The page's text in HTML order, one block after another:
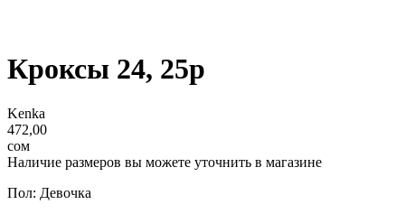
Кроксы 24, 25р
Kenka
472,00
сом
Наличие размеров вы можете уточнить в магазине
Пол: Девочка